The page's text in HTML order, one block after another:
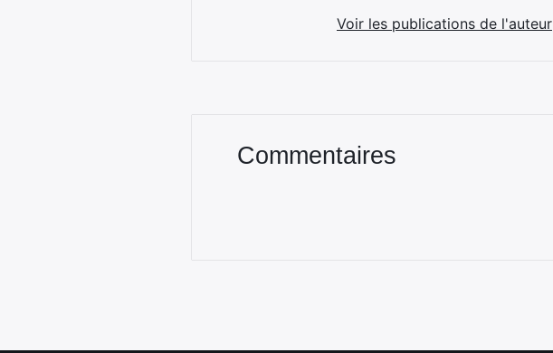
Voir les publications de l'auteur
Commentaires